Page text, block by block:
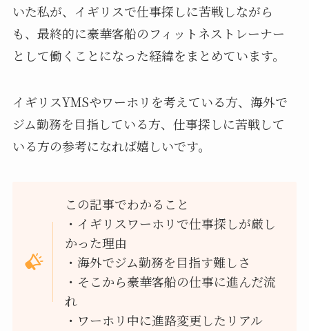
いた私が、イギリスで仕事探しに苦戦しながら
も、最終的に豪華客船のフィットネストレーナー
として働くことになった経緯をまとめています。
イギリスYMSやワーホリを考えている方、海外で
ジム勤務を目指している方、仕事探しに苦戦して
いる方の参考になれば嬉しいです。
この記事でわかること
・イギリスワーホリで仕事探しが厳し
かった理由
・海外でジム勤務を目指す難しさ
・そこから豪華客船の仕事に進んだ流
れ
・ワーホリ中に進路変更したリアル